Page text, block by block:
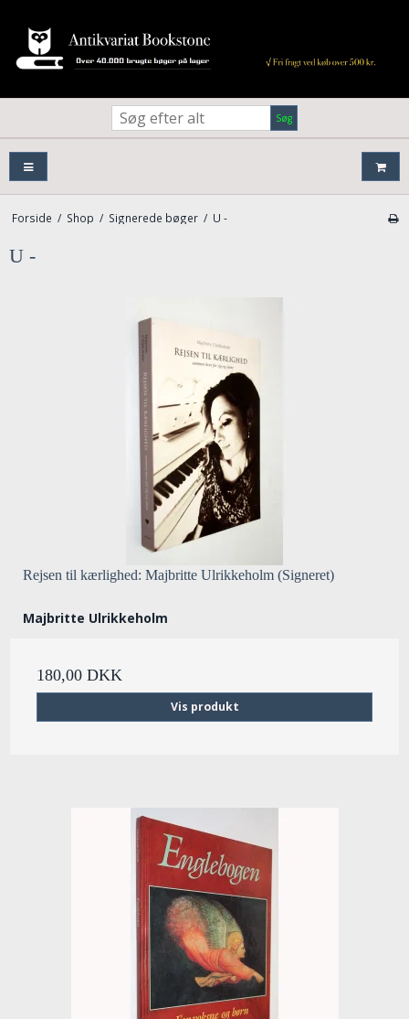
Søg
Forside / Shop / Signerede bøger / U -
U -
Rejsen til kærlighed: Majbritte Ulrikkeholm (Signeret)
Majbritte Ulrikkeholm
180,00 DKK
Vis produkt